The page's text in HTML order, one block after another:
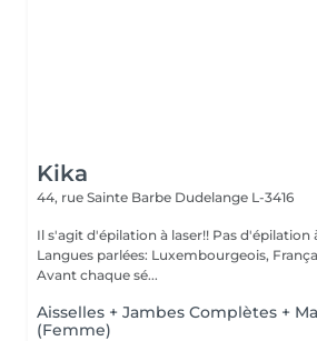
Kika
44, rue Sainte Barbe Dudelange L-3416
Il s'agit d'épilation à laser!! Pas d'épilation à la cire ni au fil!
Langues parlées: Luxembourgeois,
Avant chaque sé...
Aisselles + Jambes Complètes +
(Femme)